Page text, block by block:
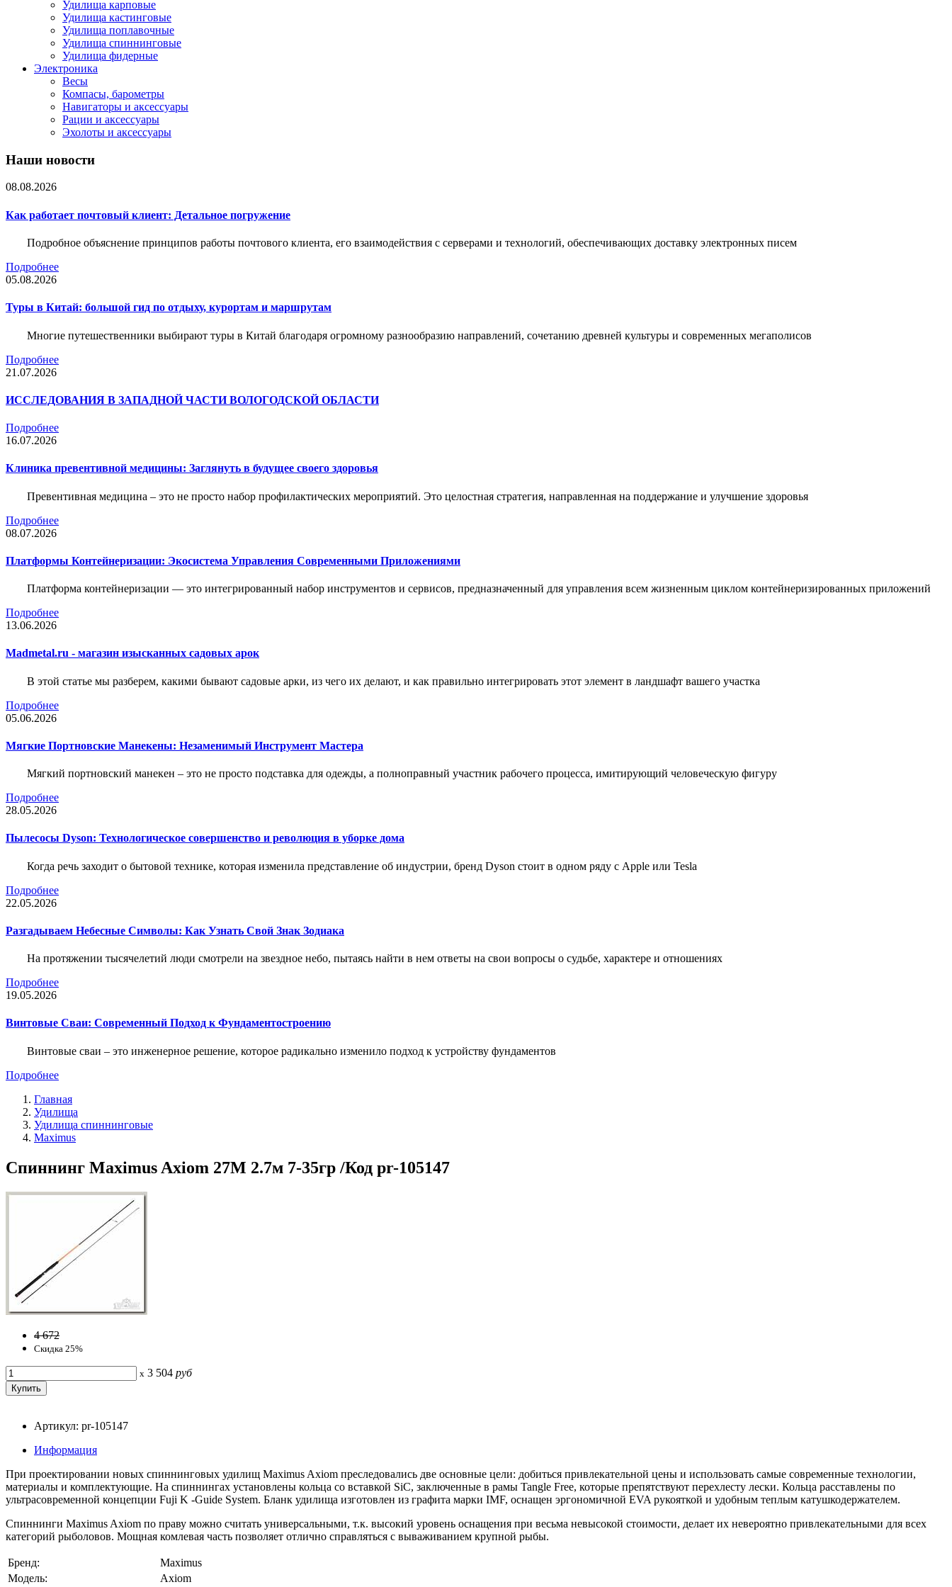
Удилища карповые
Удилища кастинговые
Удилища поплавочные
Удилища спиннинговые
Удилища фидерные
Электроника
Весы
Компасы, барометры
Навигаторы и аксессуары
Рации и аксессуары
Эхолоты и аксессуары
Наши новости
08.08.2026
Как работает почтовый клиент: Детальное погружение
Подробное объяснение принципов работы почтового клиента, его взаимодействия с серверами и технологий, обеспечивающих доставку электронных писем
Подробнее
05.08.2026
Туры в Китай: большой гид по отдыху, курортам и маршрутам
Многие путешественники выбирают туры в Китай благодаря огромному разнообразию направлений, сочетанию древней культуры и современных мегаполисов
Подробнее
21.07.2026
ИССЛЕДОВАНИЯ В ЗАПАДНОЙ ЧАСТИ ВОЛОГОДСКОЙ ОБЛАСТИ
Подробнее
16.07.2026
Клиника превентивной медицины: Заглянуть в будущее своего здоровья
Превентивная медицина – это не просто набор профилактических мероприятий. Это целостная стратегия, направленная на поддержание и улучшение здоровья
Подробнее
08.07.2026
Платформы Контейнеризации: Экосистема Управления Современными Приложениями
Платформа контейнеризации — это интегрированный набор инструментов и сервисов, предназначенный для управления всем жизненным циклом контейнеризированных приложений
Подробнее
13.06.2026
Madmetal.ru - магазин изысканных садовых арок
В этой статье мы разберем, какими бывают садовые арки, из чего их делают, и как правильно интегрировать этот элемент в ландшафт вашего участка
Подробнее
05.06.2026
Мягкие Портновские Манекены: Незаменимый Инструмент Мастера
Мягкий портновский манекен – это не просто подставка для одежды, а полноправный участник рабочего процесса, имитирующий человеческую фигуру
Подробнее
28.05.2026
Пылесосы Dyson: Технологическое совершенство и революция в уборке дома
Когда речь заходит о бытовой технике, которая изменила представление об индустрии, бренд Dyson стоит в одном ряду с Apple или Tesla
Подробнее
22.05.2026
Разгадываем Небесные Символы: Как Узнать Свой Знак Зодиака
На протяжении тысячелетий люди смотрели на звездное небо, пытаясь найти в нем ответы на свои вопросы о судьбе, характере и отношениях
Подробнее
19.05.2026
Винтовые Сваи: Современный Подход к Фундаментостроению
Винтовые сваи – это инженерное решение, которое радикально изменило подход к устройству фундаментов
Подробнее
Главная
Удилища
Удилища спиннинговые
Maximus
Спиннинг Maximus Axiom 27M 2.7м 7-35гр /Код pr-105147
4 672
Скидка 25%
x 3 504 руб
Артикул: pr-105147
Информация
При проектировании новых спиннинговых удилищ Maximus Axiom преследовались две основные цели: добиться привлекательной цены и использовать самые современные технологии,
материалы и комплектующие. На спиннингах установлены кольца со вставкой SiC, заключенные в рамы Tangle Free, которые препятствуют перехлесту лески. Кольца расставлены по
ультрасовременной концепции Fuji K -Guide System. Бланк удилища изготовлен из графита марки IMF, оснащен эргономичной EVA рукояткой и удобным теплым катушкодержателем.
Спиннинги Maximus Axiom по праву можно считать универсальными, т.к. высокий уровень оснащения при весьма невысокой стоимости, делает их невероятно привлекательными для всех
категорий рыболовов. Мощная комлевая часть позволяет отлично справляться с вываживанием крупной рыбы.
Бренд:
Maximus
Модель:
Axiom